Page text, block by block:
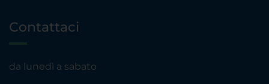
Contattaci
da lunedì a sabato